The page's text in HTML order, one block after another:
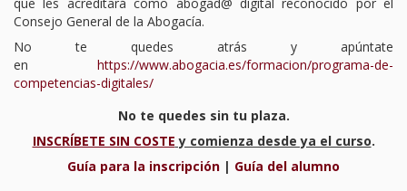
Consejo General de la Abogacía.
No te quedes atrás y apúntate
en https://www.abogacia.es/formacion/programa-de-
competencias-digitales/
No te quedes sin tu plaza.
INSCRÍBETE SIN COSTE y comienza desde ya el curso.
Guía para la inscripción | Guía del alumno